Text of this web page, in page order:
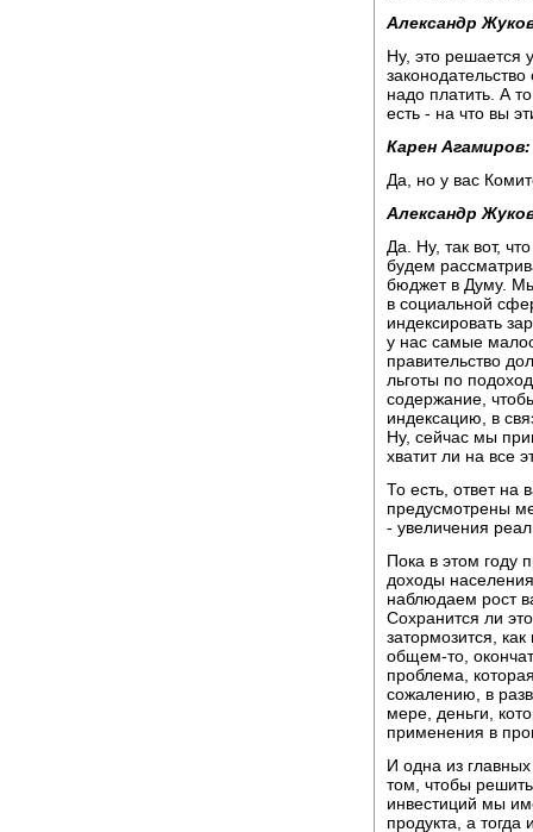
Александр
Ну, это решается
надо платить. А
есть - на что вы
Карен Агамиров:
Да, но у вас
Александр
Да. Ну, так вот,
будем
бюджет в Думу. Мы
в социальной
индексировать
у нас самые
правительство
льготы по
содержание,
индексацию, в
Ну, сейчас мы
хватит ли на все
То есть, ответ на
предусмотрены
- увеличения
Пока в этом году
доходы
наблюдаем рост
Сохранится ли
затормозится,
общем-то,
проблема,
сожалению, в
мере, деньги,
применения в
И одна из
том, чтобы
инвестиций мы
продукта, а тогда